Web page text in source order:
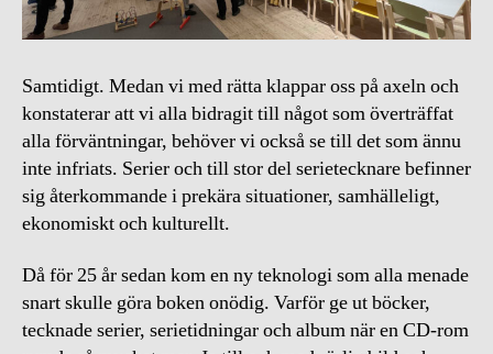
Samtidigt. Medan vi med rätta klappar oss på axeln och
konstaterar att vi alla bidragit till något som överträffat
alla förväntningar, behöver vi också se till det som ännu
inte infriats. Serier och till stor del serietecknare befinner
sig återkommande i prekära situationer, samhälleligt,
ekonomiskt och kulturellt.
Då för 25 år sedan kom en ny teknologi som alla menade
snart skulle göra boken onödig. Varför ge ut böcker,
tecknade serier, serietidningar och album när en CD-rom